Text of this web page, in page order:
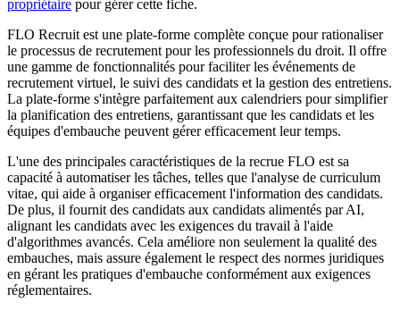
propriétaire pour gérer cette fiche.
FLO Recruit est une plate-forme complète conçue pour rationaliser
le processus de recrutement pour les professionnels du droit. Il offre
une gamme de fonctionnalités pour faciliter les événements de
recrutement virtuel, le suivi des candidats et la gestion des entretiens.
La plate-forme s'intègre parfaitement aux calendriers pour simplifier
la planification des entretiens, garantissant que les candidats et les
équipes d'embauche peuvent gérer efficacement leur temps.
L'une des principales caractéristiques de la recrue FLO est sa
capacité à automatiser les tâches, telles que l'analyse de curriculum
vitae, qui aide à organiser efficacement l'information des candidats.
De plus, il fournit des candidats aux candidats alimentés par AI,
alignant les candidats avec les exigences du travail à l'aide
d'algorithmes avancés. Cela améliore non seulement la qualité des
embauches, mais assure également le respect des normes juridiques
en gérant les pratiques d'embauche conformément aux exigences
réglementaires.